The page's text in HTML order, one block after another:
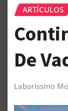
ARTÍCULOS
De
Laborissmo